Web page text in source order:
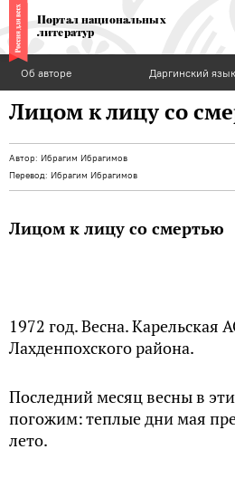
Портал национальных
литератур
Об авторе Даргинский язык
Лицом к лицу со
Автор: Ибрагим Ибрагимов
Перевод: Ибрагим Ибрагимов
Лицом к лицу со смертью
1972 год. Весна. Карельская
Лахденпохского района.
Последний месяц весны в
погожим: теплые дни мая
лето.